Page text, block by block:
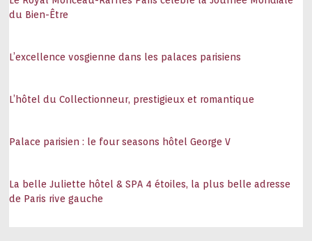
du Bien-Être
L’excellence vosgienne dans les palaces parisiens
L’hôtel du Collectionneur, prestigieux et romantique
Palace parisien : le four seasons hôtel George V
La belle Juliette hôtel & SPA 4 étoiles, la plus belle adresse
de Paris rive gauche